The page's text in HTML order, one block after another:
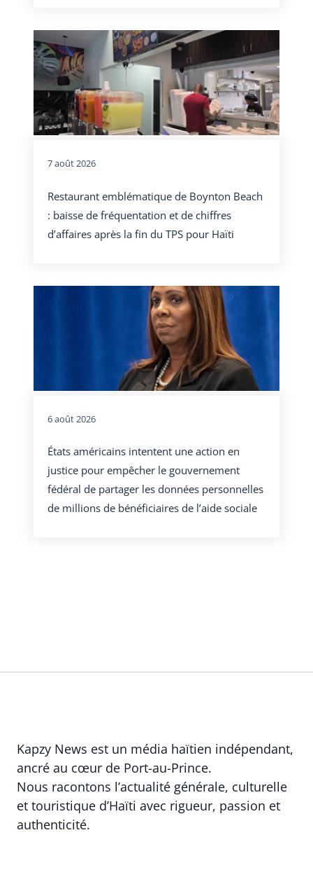
7 août 2026
Restaurant emblématique de Boynton Beach
: baisse de fréquentation et de chiffres
d’affaires après la fin du TPS pour Haïti
6 août 2026
États américains intentent une action en
justice pour empêcher le gouvernement
fédéral de partager les données personnelles
de millions de bénéficiaires de l’aide sociale
Kapzy News est un média haïtien indépendant,
ancré au cœur de Port-au-Prince.
Nous racontons l’actualité générale, culturelle
et touristique d’Haïti avec rigueur, passion et
authenticité.